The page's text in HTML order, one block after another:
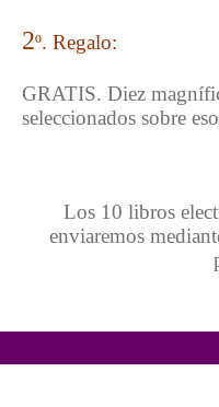
2º. Regalo:
GRATIS. Diez
seleccionados sobre
Los 10 libros
enviaremos